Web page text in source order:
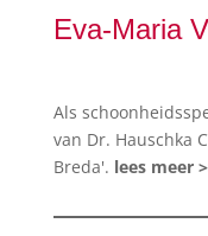
Eva-Maria
Als
van Dr. Hauschka
Breda'. lees meer